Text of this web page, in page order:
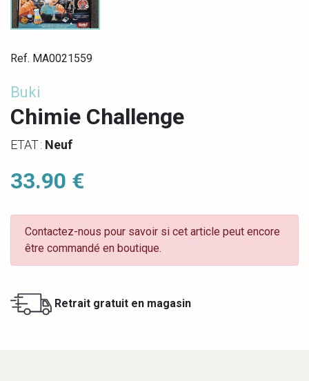
Ref. MA0021559
Buki
Chimie Challenge
ETAT : Neuf
33.90 €
Contactez-nous pour savoir si cet article peut encore
être commandé en boutique.
Retrait gratuit en magasin